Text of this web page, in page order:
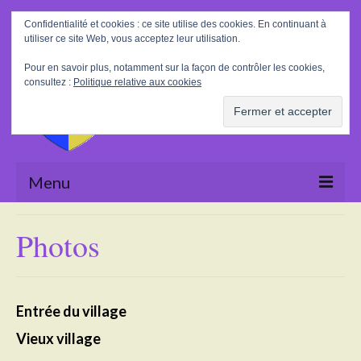
Rechercher
:
Menu
La Mairie
Photos
Entrée du village
Vieux village
Confidentialité et cookies : ce site utilise des cookies. En continuant à
utiliser ce site Web, vous acceptez leur utilisation.
Pour en savoir plus, notamment sur la façon de contrôler les cookies,
consultez : Politique relative aux cookies